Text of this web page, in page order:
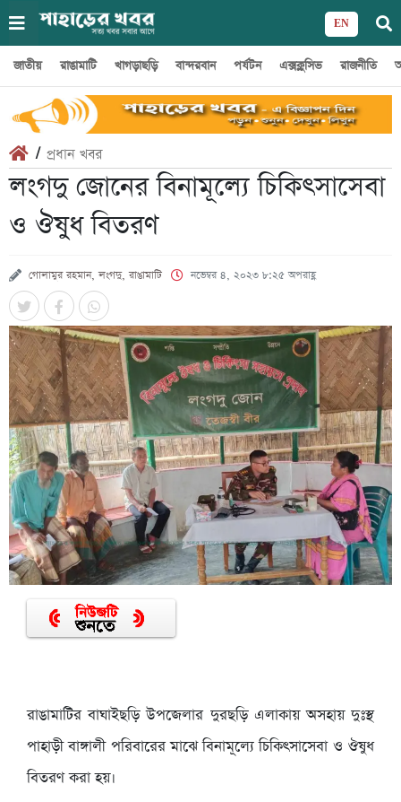
EN
জাতীয় রাঙামাটি খাগড়াছড়ি বান্দরবান পর্যটন এক্সক্লুসিভ রাজনীতি
/ প্রধান খবর
লংগদু জোনের বিনামূল্যে চিকিৎসাসেবা
ও ঔষুধ বিতরণ
গোলামুর রহমান, লংগদু, রাঙামাটি নভেম্বর ৪, ২০২৩ ৮:২৫ অপরাহ্ণ
রাঙামাটির বাঘাইছড়ি উপজেলার দুরছড়ি এলাকায় অসহায় দুঃস্থ
পাহাড়ী বাঙ্গালী পরিবারের মাঝে বিনামূল্যে চিকিৎসাসেবা ও ঔষুধ
বিতরণ করা হয়।